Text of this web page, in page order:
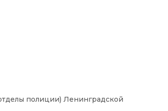
полиции) Ленинградской